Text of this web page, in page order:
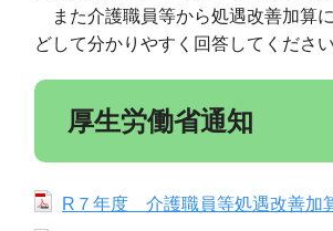
また介護職員等から処遇改善加算
どして分かりやすく回答してください
厚生労働省通知
R７年度 介護職員等処遇改善加